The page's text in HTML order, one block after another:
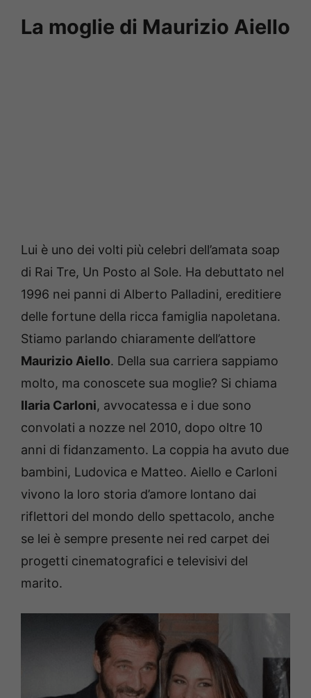
La moglie di Maurizio Aiello
Lui è uno dei volti più celebri dell’amata soap
di Rai Tre, Un Posto al Sole. Ha debuttato nel
1996 nei panni di Alberto Palladini, ereditiere
delle fortune della ricca famiglia napoletana.
Stiamo parlando chiaramente dell’attore
Maurizio Aiello. Della sua carriera sappiamo
molto, ma conoscete sua moglie? Si chiama
Ilaria Carloni, avvocatessa e i due sono
convolati a nozze nel 2010, dopo oltre 10
anni di fidanzamento. La coppia ha avuto due
bambini, Ludovica e Matteo. Aiello e Carloni
vivono la loro storia d’amore lontano dai
riflettori del mondo dello spettacolo, anche
se lei è sempre presente nei red carpet dei
progetti cinematografici e televisivi del
marito.